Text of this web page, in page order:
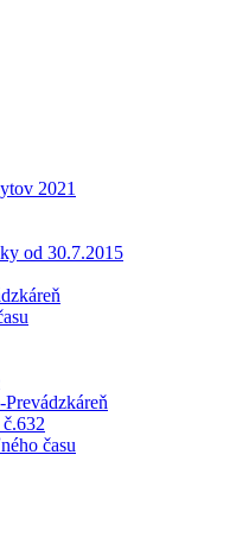
2021
od 30.7.2015
času